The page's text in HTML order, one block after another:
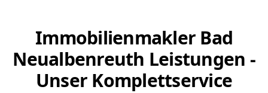
Immobilienmakler Bad
Neualbenreuth Leistungen -
Unser Komplettservice